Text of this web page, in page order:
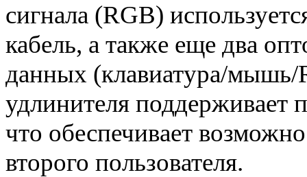
сигнала (RGB)
кабель, а также еще два
данных (клавиатура/
удлинителя поддерживает
что обеспечивает
второго пользователя.